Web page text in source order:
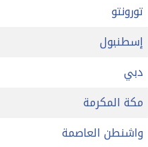
تورونتو
إسطنبول
دبي
مكة المكرمة
واشنطن العاصمة